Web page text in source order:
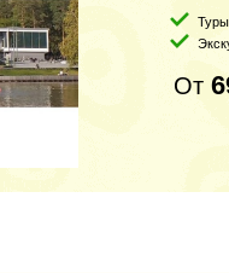
От